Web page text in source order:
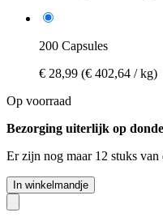
200 Capsules
€ 28,99 (€ 402,64 / kg)
Op voorraad
Bezorging uiterlijk op
Er zijn nog maar 12 stuks
In winkelmandje